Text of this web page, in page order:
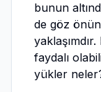
bunun
de göz
faydalı
yükler